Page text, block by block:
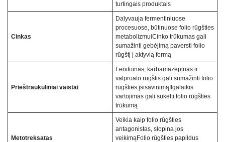
turtingais produktais
Cinkas
Dalyvauja fermentiniuose
procesuose, būtinuose folio rūgšties
metabolizmuiCinko trūkumas gali
sumažinti gebėjimą paversti folio
rūgštį į aktyvią formą
Prieštraukuliniai vaistai
Fenitoinas, karbamazepinas ir
valproato rūgštis gali sumažinti folio
rūgšties įsisavinimąIlgalaikis
vartojimas gali sukelti folio rūgšties
trūkumą
Metotreksatas
Veikia kaip folio rūgšties
antagonistas, slopina jos
veikimąFolio rūgšties papildus